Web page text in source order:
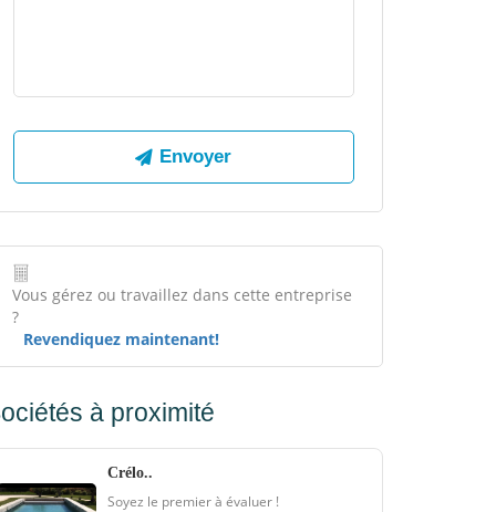
Vous gérez ou travaillez dans cette entreprise
?
Revendiquez maintenant!
à proximité
Crélo..
Soyez le premier à évaluer !